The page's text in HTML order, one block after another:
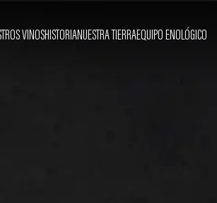
VINOSHISTORIANUESTRA TIERRAEQUIPO ENOLÓGICO